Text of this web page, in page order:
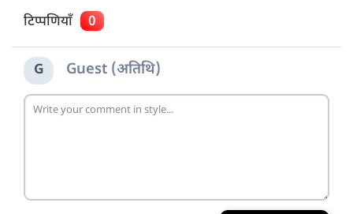
टिप्पणियाँ 0
G Guest (अतिथि)